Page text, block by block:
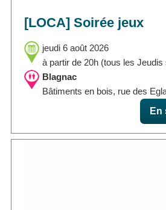
[LOCA] Soirée jeux
jeudi 6 août 2026
à partir de 20h (tous les Jeudis
Blagnac
Bâtiments en bois, rue des
En